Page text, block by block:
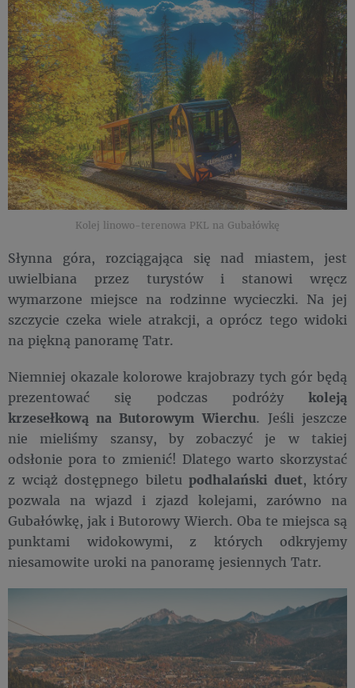
Kolej linowo-terenowa PKL na Gubałówkę
Słynna góra, rozciągająca się nad miastem, jest
uwielbiana przez turystów i stanowi wręcz
wymarzone miejsce na rodzinne wycieczki. Na jej
szczycie czeka wiele atrakcji, a oprócz tego widoki
na piękną panoramę Tatr.
Niemniej okazale kolorowe krajobrazy tych gór będą
prezentować się podczas podróży koleją
krzesełkową na Butorowym Wierchu. Jeśli jeszcze
nie mieliśmy szansy, by zobaczyć je w takiej
odsłonie pora to zmienić! Dlatego warto skorzystać
z wciąż dostępnego biletu podhalański duet, który
pozwala na wjazd i zjazd kolejami, zarówno na
Gubałówkę, jak i Butorowy Wierch. Oba te miejsca są
punktami widokowymi, z których odkryjemy
niesamowite uroki na panoramę jesiennych Tatr.